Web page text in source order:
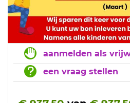
aanmelden als
een vraag stellen